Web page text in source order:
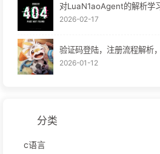
对LuaN1aoAgent的解析学
2026-02-17
验证码登陆，注册流程解析
2026-01-12
分类
c语言